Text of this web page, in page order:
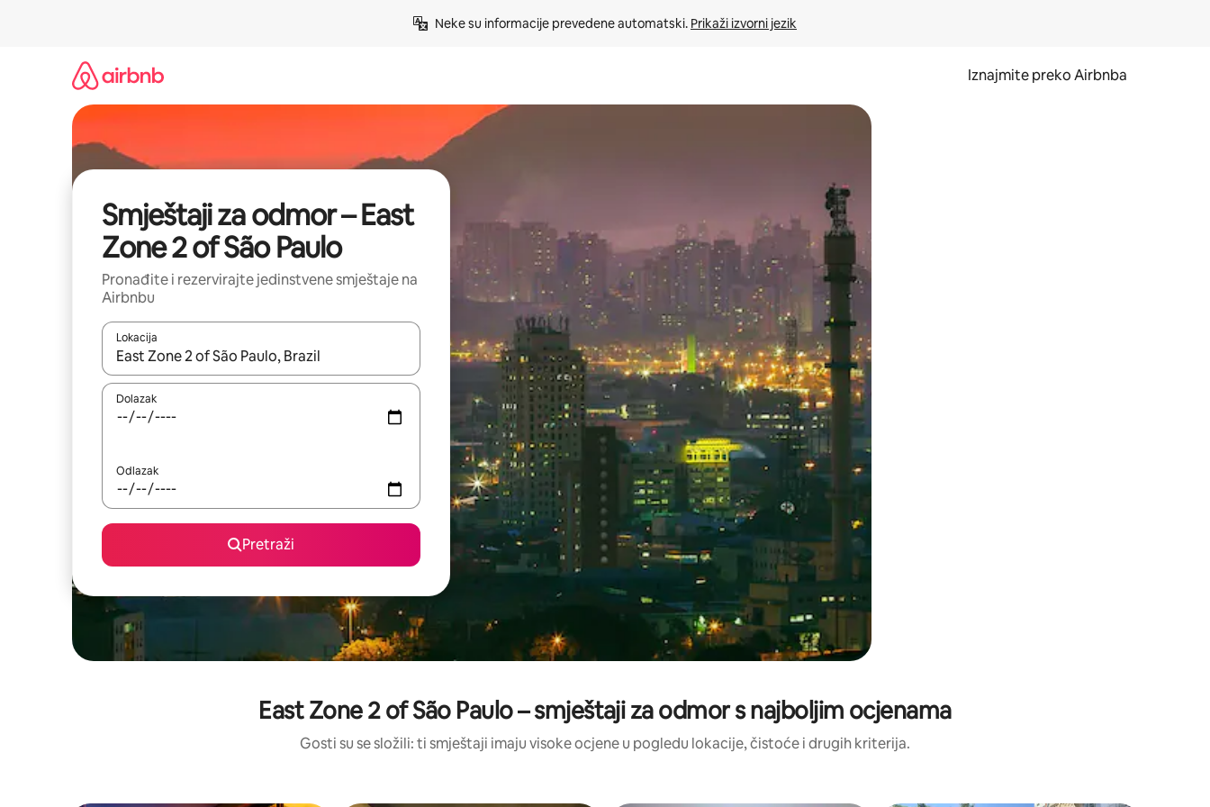
Neke su informacije prevedene automatski. Prikaži izvorni jezik
Iznajmite preko Airbnba
Smještaji za odmor – East
Zone 2 of São Paulo
Pronađite i rezervirajte jedinstvene smještaje na
Airbnbu
Lokacija
Kada budu dostupni rezultati, moći ćete ih pregledati koristeći se strelicama prema gore i prema dolje, kao i dodirom ili prelaskom prstom po zaslonu.
Dolazak
Odlazak
Pretraži
East Zone 2 of São Paulo – smještaji za odmor s najboljim ocjenama
Gosti su se složili: ti smještaji imaju visoke ocjene u pogledu lokacije, čistoće i drugih kriterija.